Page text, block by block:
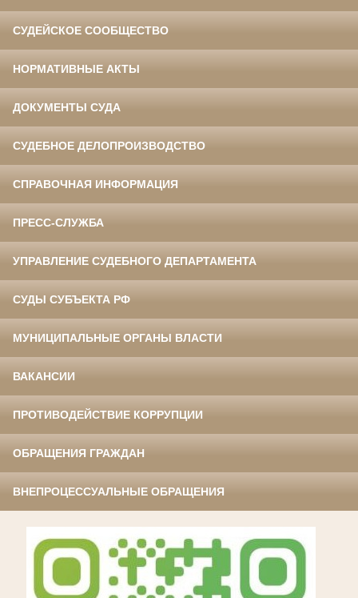
СУДЕЙСКОЕ СООБЩЕСТВО
НОРМАТИВНЫЕ АКТЫ
ДОКУМЕНТЫ СУДА
СУДЕБНОЕ ДЕЛОПРОИЗВОДСТВО
СПРАВОЧНАЯ ИНФОРМАЦИЯ
ПРЕСС-СЛУЖБА
УПРАВЛЕНИЕ СУДЕБНОГО ДЕПАРТАМЕНТА
СУДЫ СУБЪЕКТА РФ
МУНИЦИПАЛЬНЫЕ ОРГАНЫ ВЛАСТИ
ВАКАНСИИ
ПРОТИВОДЕЙСТВИЕ КОРРУПЦИИ
ОБРАЩЕНИЯ ГРАЖДАН
ВНЕПРОЦЕССУАЛЬНЫЕ ОБРАЩЕНИЯ